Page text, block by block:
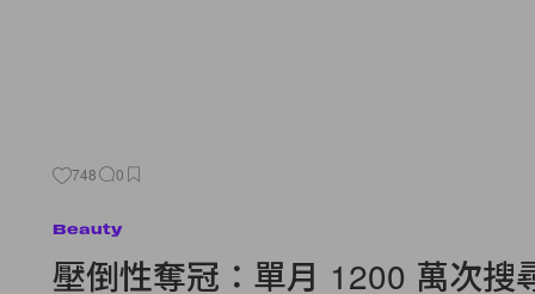
748 0
Beauty
壓倒性奪冠：單月 1200 萬次搜